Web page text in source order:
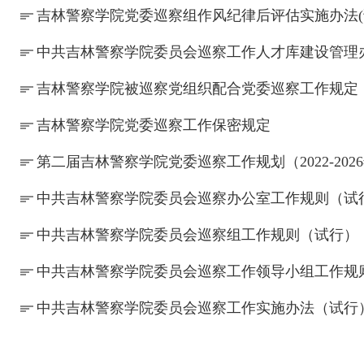
吉林警察学院党委巡察组作风纪律后评估实施办法
中共吉林警察学院委员会巡察工作人才库建设管理
吉林警察学院被巡察党组织配合党委巡察工作规定
吉林警察学院党委巡察工作保密规定
第二届吉林警察学院党委巡察工作规划（2022-
中共吉林警察学院委员会巡察办公室工作规则（试
中共吉林警察学院委员会巡察组工作规则（试行）
中共吉林警察学院委员会巡察工作领导小组工作规
中共吉林警察学院委员会巡察工作实施办法（试行